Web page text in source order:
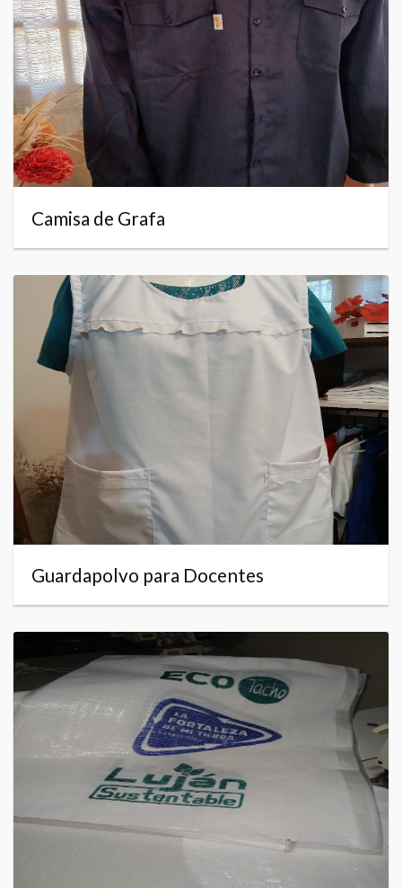
Camisa de Grafa
Guardapolvo para Docentes